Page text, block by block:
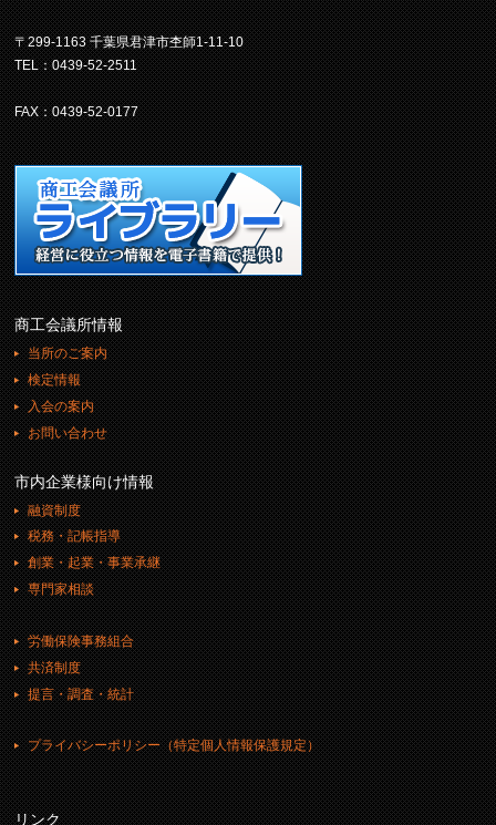
〒299-1163 千葉県君津市杢師1-11-10
TEL：0439-52-2511
FAX：0439-52-0177
商工会議所情報
当所のご案内
検定情報
入会の案内
お問い合わせ
市内企業様向け情報
融資制度
税務・記帳指導
創業・起業・事業承継
専門家相談
労働保険事務組合
共済制度
提言・調査・統計
プライバシーポリシー（特定個人情報保護規定）
リンク